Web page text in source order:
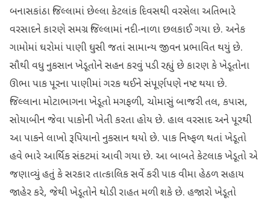
બનાસકાંઠા જિલ્લામાં છેલ્લા કેટલાંક દિવસથી વરસેલા અતિભારે
વરસાદને કારણે સમગ્ર જિલ્લામાં નદી-નાળા છલકાઈ ગયા છે. અનેક
ગામોમાં ઘરોમાં પાણી ઘુસી જતાં સામાન્ય જીવન પ્રભાવિત થયું છે.
સૌથી વધુ નુકસાન ખેડૂતોને સહન કરવું પડી રહ્યું છે કારણ કે ખેડૂતોના
ઊભા પાક પૂરના પાણીમાં ગરક થઈને સંપૂર્ણપણે નષ્ટ થયા છે.
જિલ્લાના મોટાભાગના ખેડૂતો મગફળી, ચોમાસું બાજરી તલ, કપાસ,
સોયાબીન જેવા પાકોની ખેતી કરતા હોય છે. હાલ વરસાદ અને પૂરથી
આ પાકને લાખો રૂપિયાનો નુકસાન થયો છે. પાક નિષ્ફળ થતાં ખેડૂતો
હવે ભારે આર્થિક સંકટમાં આવી ગયા છે. આ બાબતે કેટલાક ખેડૂતો એ
જણાવ્યું હતું કે સરકાર તાત્કાલિક સર્વે કરી પાક વીમા હેઠળ સહાય
જાહેર કરે, જેથી ખેડૂતોને થોડી રાહત મળી શકે છે. હજારો ખેડૂતો